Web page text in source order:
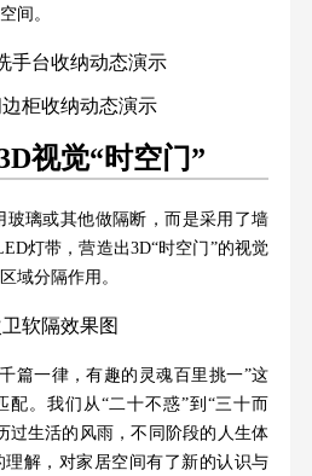
间。
视觉“时空门”
玻璃或其他做隔断，而是采用了墙
灯带，营造出3D“时空门”的视觉
域分隔作用。
篇一律，有趣的灵魂百里挑一”这
配。我们从“二十不惑”到“三十而
过生活的风雨，不同阶段的人生体
解，对家居空间有了新的认识与